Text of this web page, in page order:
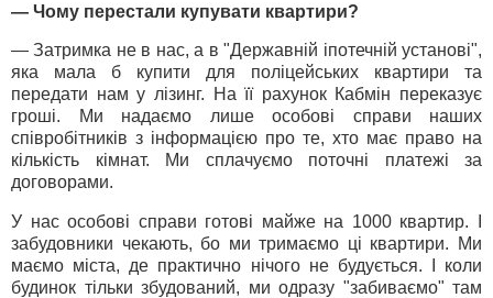
— Чому перестали купувати квартири?
— Затримка не в нас, а в "Державній іпотечній установі",
яка мала б купити для поліцейських квартири та
передати нам у лізинг. На її рахунок Кабмін переказує
гроші. Ми надаємо лише особові справи наших
співробітників з інформацією про те, хто має право на
кількість кімнат. Ми сплачуємо поточні платежі за
договорами.
У нас особові справи готові майже на 1000 квартир. І
забудовники чекають, бо ми тримаємо ці квартири. Ми
маємо міста, де практично нічого не будується. І коли
будинок тільки збудований, ми одразу "забиваємо" там